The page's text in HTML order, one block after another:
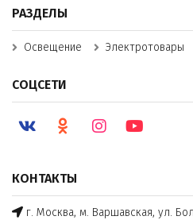
КОНТАКТЫ
г. Москва, м. Варшавская, ул.
РАЗДЕЛЫ
Освещение Электротовары
СОЦСЕТИ